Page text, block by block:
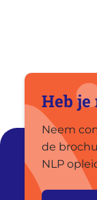
Heb je
Neem
de
NLP